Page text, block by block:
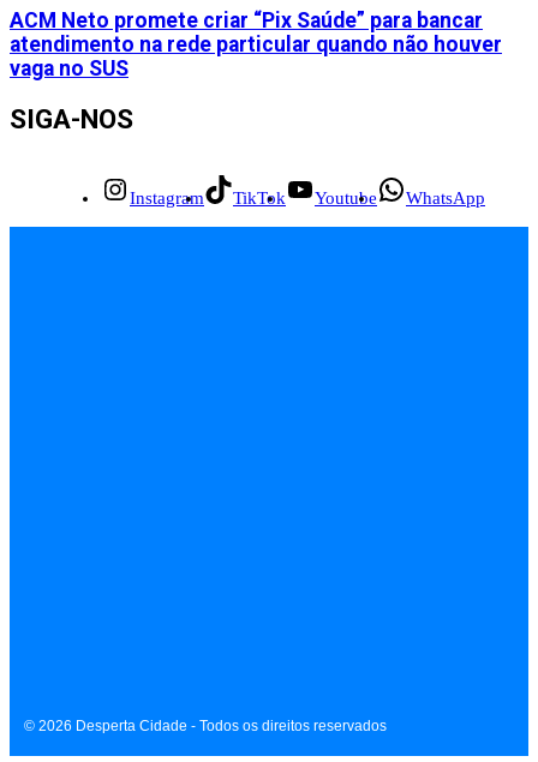
ACM Neto promete criar “Pix Saúde” para bancar
atendimento na rede particular quando não houver
vaga no SUS
SIGA-NOS
Instagram TikTok Youtube WhatsApp
© 2026 Desperta Cidade - Todos os direitos reservados